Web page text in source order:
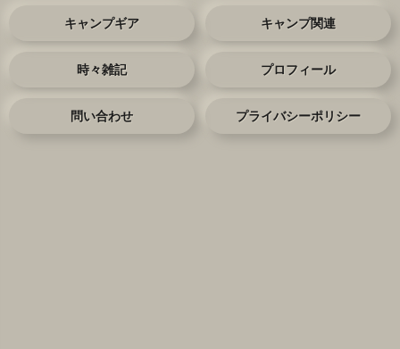
キャンプギア キャンプ関連
時々雑記 プロフィール
問い合わせ プライバシーポリシー